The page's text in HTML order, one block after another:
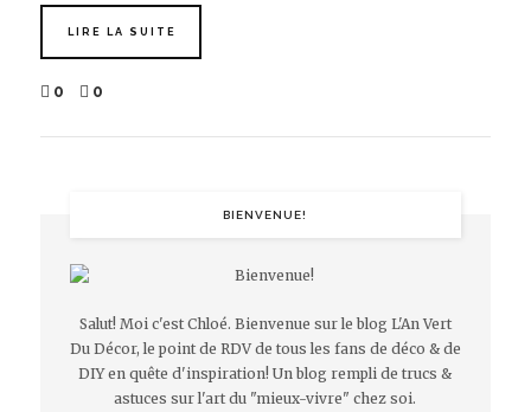
LIRE LA SUITE
0 0
BIENVENUE!
Salut! Moi c'est Chloé. Bienvenue sur le blog L'An Vert
Du Décor, le point de RDV de tous les fans de déco & de
DIY en quête d'inspiration! Un blog rempli de trucs &
astuces sur l'art du "mieux-vivre" chez soi.